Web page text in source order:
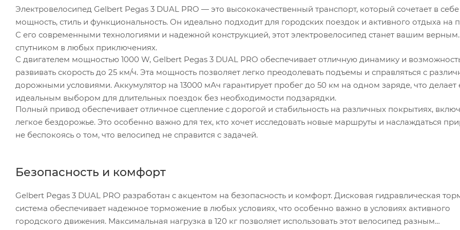
Электровелосипед Gelbert Pegas 3 DUAL PRO — это высококачественный транспорт, который сочетает в себе
мощность, стиль и функциональность. Он идеально подходит для городских поездок и активного отдыха на
С его современными технологиями и надежной конструкцией, этот электровелосипед станет вашим верным
спутником в любых приключениях.
С двигателем мощностью 1000 W, Gelbert Pegas 3 DUAL PRO обеспечивает отличную динамику и
развивать скорость до 25 км/ч. Эта мощность позволяет легко преодолевать подъемы и справляться с
дорожными условиями. Аккумулятор на 13000 мАч гарантирует пробег до 50 км на одном заряде, что делает
идеальным выбором для длительных поездок без необходимости подзарядки.
Полный привод обеспечивает отличное сцепление с дорогой и стабильность на различных покрытиях,
легкое бездорожье. Это особенно важно для тех, кто хочет исследовать новые маршруты и наслаждаться
не беспокоясь о том, что велосипед не справится с задачей.
Безопасность и комфорт
Gelbert Pegas 3 DUAL PRO разработан с акцентом на безопасность и комфорт. Дисковая гидравлическая
система обеспечивает надежное торможение в любых условиях, что особенно важно в условиях активного
городского движения. Максимальная нагрузка в 120 кг позволяет использовать этот велосипед разным